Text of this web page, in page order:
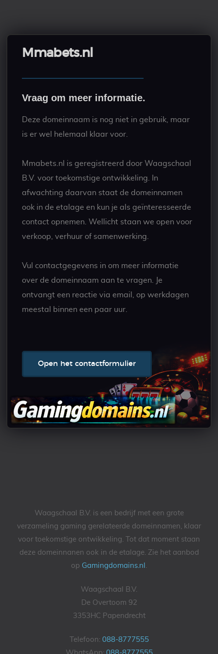
Mmabets.nl
Vraag om meer informatie.
Deze domeinnaam is nog niet in gebruik, maar
is er wel helemaal klaar voor.
Mmabets.nl is geregistreerd door Waagschaal
B.V. voor toekomstige ontwikkeling. In
afwachting daarvan staat de domeinnamen
ook in de etalage en kun je als geïnteresseerde
contact opnemen. Wellicht staan we open voor
verkoop, verhuur of samenwerking.
Vul contactgegevens in om meer informatie
over de domeinnaam aan te vragen. Je
ontvangt een reactie via email, op werkdagen
meestal binnen een paar uur.
Waagschaal B.V. is een bedrijf met een grote
verzameling gaming gerelateerde domeinnamen, klaar
voor toekomstige ontwikkeling. Tot dat moment staan
deze domeinnanen ook in de etalage. Zie het aanbod
op Gamingdomains.nl .
Waagschaal B.V.
De Overtoom 92
3353HC Papendrecht
Telefoon: 088-8777555